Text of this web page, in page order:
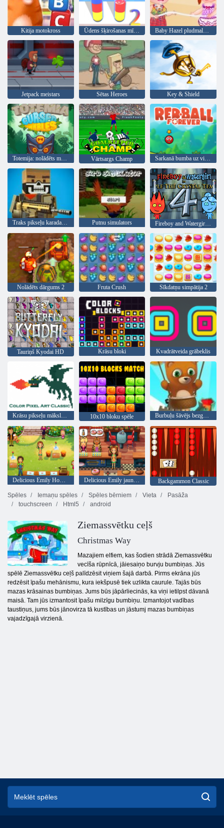
Kitija motokross Ūdens šķirošanas mīkla 2
Jetpack meistars Sētas Heroes Key & Shield
Vārtsargs Champ
Traks pikseļu karadarbība Putnu simulators
Nolādēts dārgums 2 Fruta Crush Sīkdatņu simpātija 2
Tauriņš Kyodai HD Krāsu bloki Kvadrātveida grābeklis
Krāsu pikseļu mākslas klasika 10x10 bloku spēle Burbuļu šāvējs bezgalīgs
Delicious Emily Home Sweet Home Delicious Emily jauns sākums
Backgammon Classic
Spēles
Iemaņu spēles Spēles bērniem Vieta
Pasāža
touchscreen
Html5 android
Ziemassvētku ceļš
Christmas Way
Mazajiem elfiem, kas šodien strādā Ziemassvētku
vecīša rūpnīcā, jāiesaiņo burvju bumbiņas. Jūs
spēlē Ziemassvētku ceļš palīdzēsit viņiem šajā darbā. Pirms ekrāna jūs
redzēsit īpašu mehānismu, kura iekšpusē tiek uzlikta caurule. Tajās būs
mazas krāsainas bumbiņas. Jums būs jāpārliecinās, ka viņi ietilpst dāvanā
maisā. Tam jūs izmantosit īpašu milzīgu bumbiņu. Izmantojot vadības
taustiņus, jums būs jānovirza tā kustības un jāstumj mazas bumbiņas
vajadzīgajā virzienā.